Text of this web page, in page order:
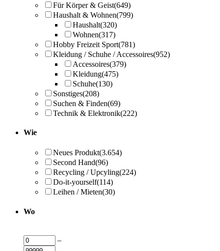
Für Körper & Geist(649)
Haushalt & Wohnen(799)
Haushalt(320)
Wohnen(317)
Hobby Freizeit Sport(781)
Kleidung / Schuhe / Accessoires(952)
Accessoires(379)
Kleidung(475)
Schuhe(130)
Sonstiges(208)
Suchen & Finden(69)
Technik & Elektronik(222)
Wie
Neues Produkt(3.654)
Second Hand(96)
Recycling / Upcyling(224)
Do-it-yourself(114)
Leihen / Mieten(30)
Wo
–